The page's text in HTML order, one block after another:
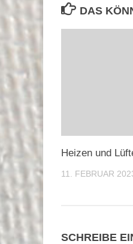
DAS
Heizen und
11. FEBRUAR
SCHREIBE